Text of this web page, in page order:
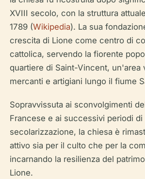
XVIII secolo, con la struttura
1789 (Wikipedia). La sua
crescita di Lione come centro di
cattolica, servendo la fiorente
quartiere di Saint-Vincent, un'area
mercanti e artigiani lungo il fiume
Sopravvissuta ai sconvolgimenti
Francese e ai successivi periodi di
secolarizzazione, la chiesa è
attivo sia per il culto che per la
incarnando la resilienza del
Lione.